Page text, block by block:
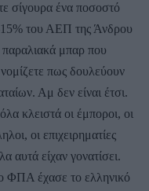
σίγουρα ένα ποσοστό
15% του ΑΕΠ της Άνδρου
μπαρ που
νομίζετε πως δουλεύουν
Αμ δεν είναι έτσι.
κλειστά οι έμποροι, οι
οι επιχειρηματίες
αυτά είχαν γονατίσει.
ΦΠΑ έχασε το ελληνικό